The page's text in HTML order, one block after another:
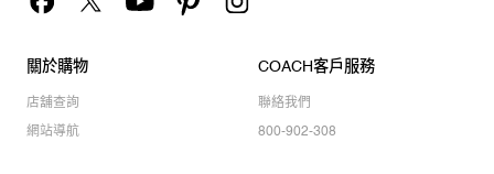
關於購物
店舖查詢
網站導航
COACH客戶服務
聯絡我們
800-902-308